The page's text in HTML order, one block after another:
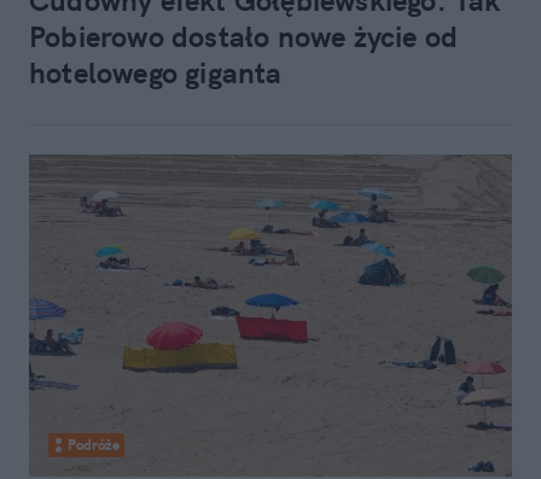
Pobierowo dostało nowe życie od
hotelowego giganta
Podróże